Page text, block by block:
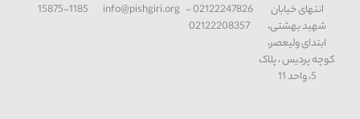
انتهای خیابان
شهید بهشتی،
ابتدای ولیعصر،
کوچه پردیس ، پلاک
5، واحد 11
02122247826 -
02122208357
info@pishgiri.org
15875-1185